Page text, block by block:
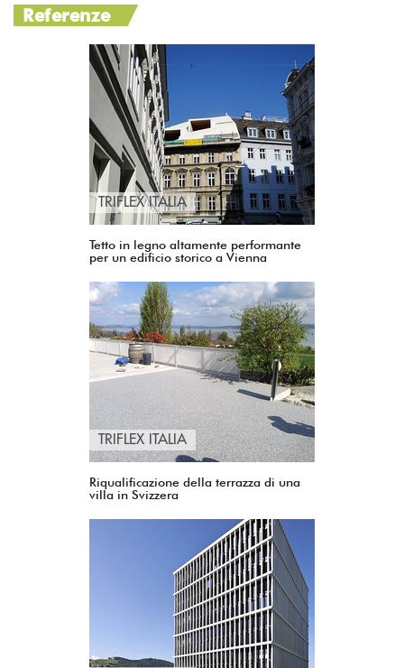
Referenze
TRIFLEX ITALIA
Tetto in legno altamente performante
per un edificio storico a Vienna
TRIFLEX ITALIA
Riqualificazione della terrazza di una
villa in Svizzera